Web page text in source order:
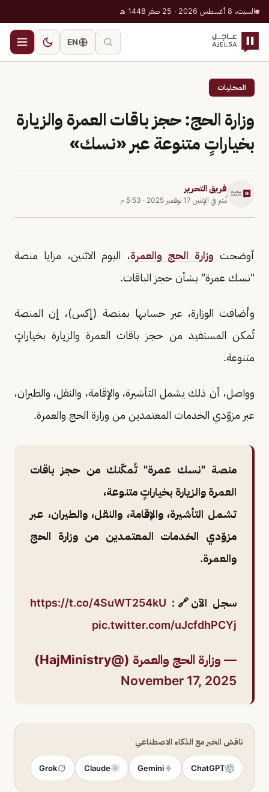
السبت، 8 أغسطس 2026 · 25 صفر 1448 هـ
EN
المحليات
وزارة الحج: حجز باقات العمرة والزيارة
بخياراتٍ متنوعة عبر «نسك»
فريق التحرير
نُشر في الإثنين 17 نوفمبر 2025 · 5:53 م
أوضحت وزارة الحج والعمرة، اليوم الاثنين، مزايا منصة
"نسك عمرة" بشأن حجز الباقات.
وأضافت الوزارة، عبر حسابها بمنصة (إكس)، إن المنصة
تُمكن المستفيد من حجز باقات العمرة والزيارة بخياراتٍ
متنوعة.
وواصل، أن ذلك يشمل التأشيرة، والإقامة، والنقل، والطيران،
عبر مزوّدي الخدمات المعتمدين من وزارة الحج والعمرة.
منصة "نسك عمرة" تُمكّنك من حجز باقات
العمرة والزيارة بخياراتٍ متنوعة،
تشمل التأشيرة، والإقامة، والنقل، والطيران، عبر
مزوّدي الخدمات المعتمدين من وزارة الحج
والعمرة.
سجل الآن🔗: https://t.co/4SuWT254kU
pic.twitter.com/uJcfdhPCYj
— وزارة الحج والعمرة (@HajMinistry)
November 17, 2025
ناقش الخبر مع الذكاء الاصطناعي
ChatGPT
Gemini
Claude
Grok